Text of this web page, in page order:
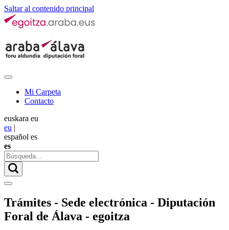
Saltar al contenido principal
Mi Carpeta
Contacto
euskara eu
eu |
español es
es
Trámites - Sede electrónica - Diputación
Foral de Álava - egoitza